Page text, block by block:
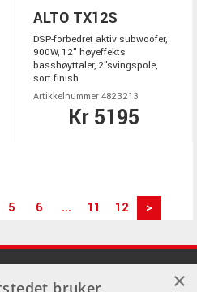
ALTO TX12S
DSP-forbedret aktiv subwoofer,
900W, 12" høyeffekts
basshøyttaler, 2"svingspole,
sort finish
Artikkelnummer 4823213
Kr 5195
5 6 ... 11 12 >
×
bruker